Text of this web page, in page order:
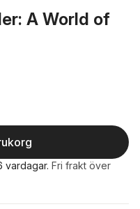
A World of
vardagar. Fri frakt över